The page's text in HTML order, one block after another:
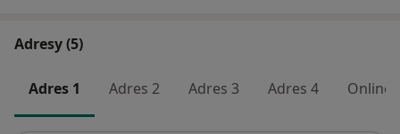
Adresy (5)
Adres 1 Adres 2 Adres 3 Adres 4 Online